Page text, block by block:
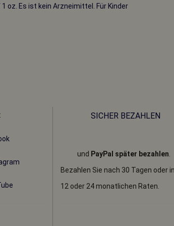
oz. Es ist kein Arzneimittel. Für Kinder
SICHER BEZAHLEN
und PayPal später bezahlen
Bezahlen Sie nach 30 Tagen oder
12 oder 24 monatlichen Raten.